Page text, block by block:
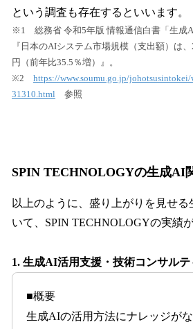
という調査も存在するといいます。
※1 総務省 令和5年版 情報通信白書「生成
『日本のAIシステム市場規模（支出額）は
円（前年比35.5％増）』。
※2 https://www.soumu.go.jp/
31310.html 参照
SPIN TECHNOLOGYの生成AI
以上のように、盛り上がりを見せ
いて、SPIN TECHNOLOGYの実績
1. 生成AI活用支援・技術コンサルテ
■概要
生成AIの活用方法にナレッジがな